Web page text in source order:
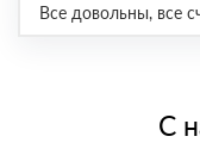
Все довольны, все
С